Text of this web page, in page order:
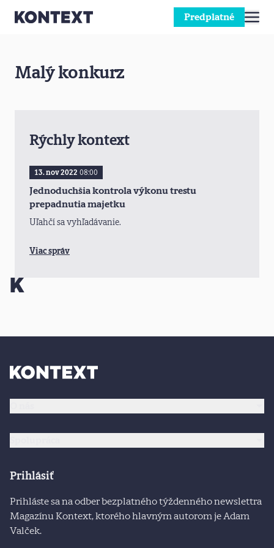
Predplatné
Malý konkurz
Rýchly kontext
13. nov 2022 08:00
Jednoduchšia kontrola výkonu trestu
prepadnutia majetku
Uľahčí sa vyhľadávanie.
Viac správ
Prihlásiť
Prihláste sa na odber bezplatného týždenného newslettra
Magazínu Kontext, ktorého hlavným autorom je Adam
Valček.